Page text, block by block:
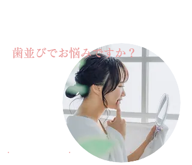
歯並びでお悩みですか？